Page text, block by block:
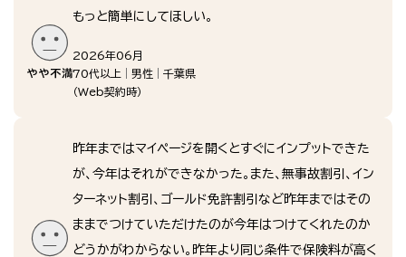
もっと簡単にしてほしい。
2026年06月
70代以上
男性
千葉県
（Web契約時）
昨年まではマイページを開くとすぐにインプットできた
が、今年はそれができなかった。また、無事故割引、イン
ターネット割引、ゴールド免許割引など昨年まではその
ままでつけていただけたのが今年はつけてくれたのか
どうかがわからない。昨年より同じ条件で保険料が高く